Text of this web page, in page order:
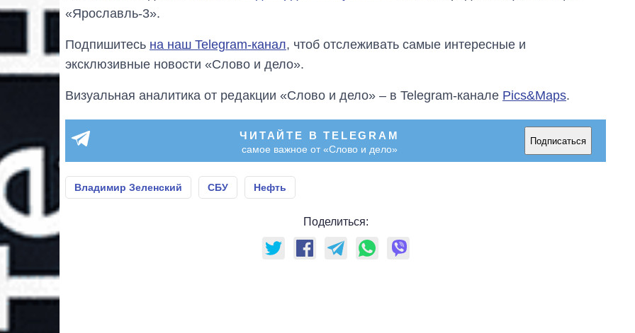
«Ярославль-3».
Подпишитесь на наш Telegram-канал, чтоб отслеживать самые интересные и
эксклюзивные новости «Слово и дело».
Визуальная аналитика от редакции «Слово и дело» – в Telegram-канале Pics&Maps.
ЧИТАЙТЕ В TELEGRAM
самое важное от «Слово и дело»
Подписаться
Владимир Зеленский СБУ Нефть
Поделиться: